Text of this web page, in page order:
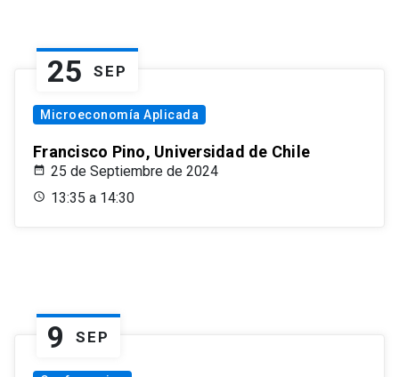
25 SEP
Microeconomía Aplicada
Francisco Pino, Universidad de Chile
25 de Septiembre de 2024
13:35 a 14:30
9 SEP